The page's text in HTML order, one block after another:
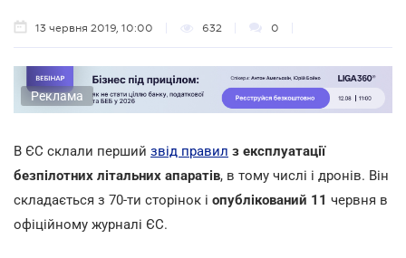
13 червня 2019, 10:00 632 0
Реклама
В ЄС склали перший звід правил з експлуатації
безпілотних літальних апаратів, в тому числі і дронів. Він
складається з 70-ти сторінок і опублікований 11 червня в
офіційному журналі ЄС.